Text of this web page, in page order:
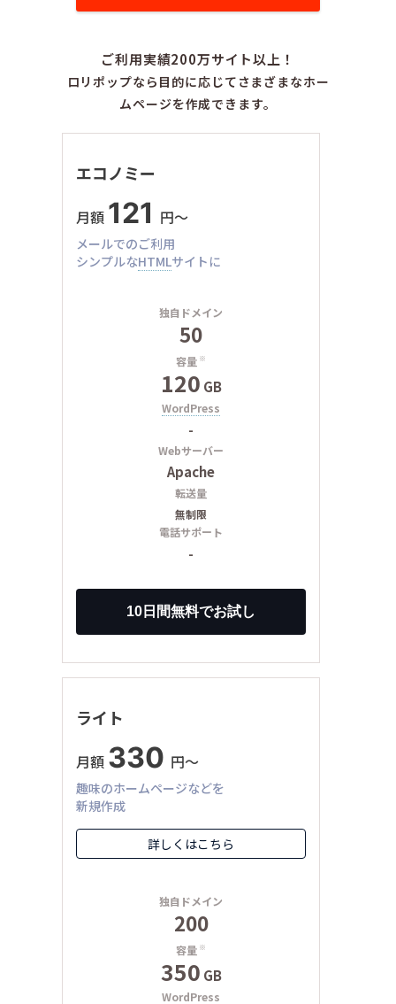
ご利用実績200万サイト以上！
ロリポップなら目的に応じてさまざまなホー
ムページを作成できます。
エコノミー
月額 121 円〜
メールでのご利用
シンプルなHTMLサイトに
独自ドメイン
50
容量 ※
120 GB
WordPress
-
Webサーバー
Apache
転送量
無制限
電話サポート
-
ライト
月額 330 円〜
趣味のホームページなどを
新規作成
詳しくはこちら
独自ドメイン
200
容量 ※
350 GB
WordPress